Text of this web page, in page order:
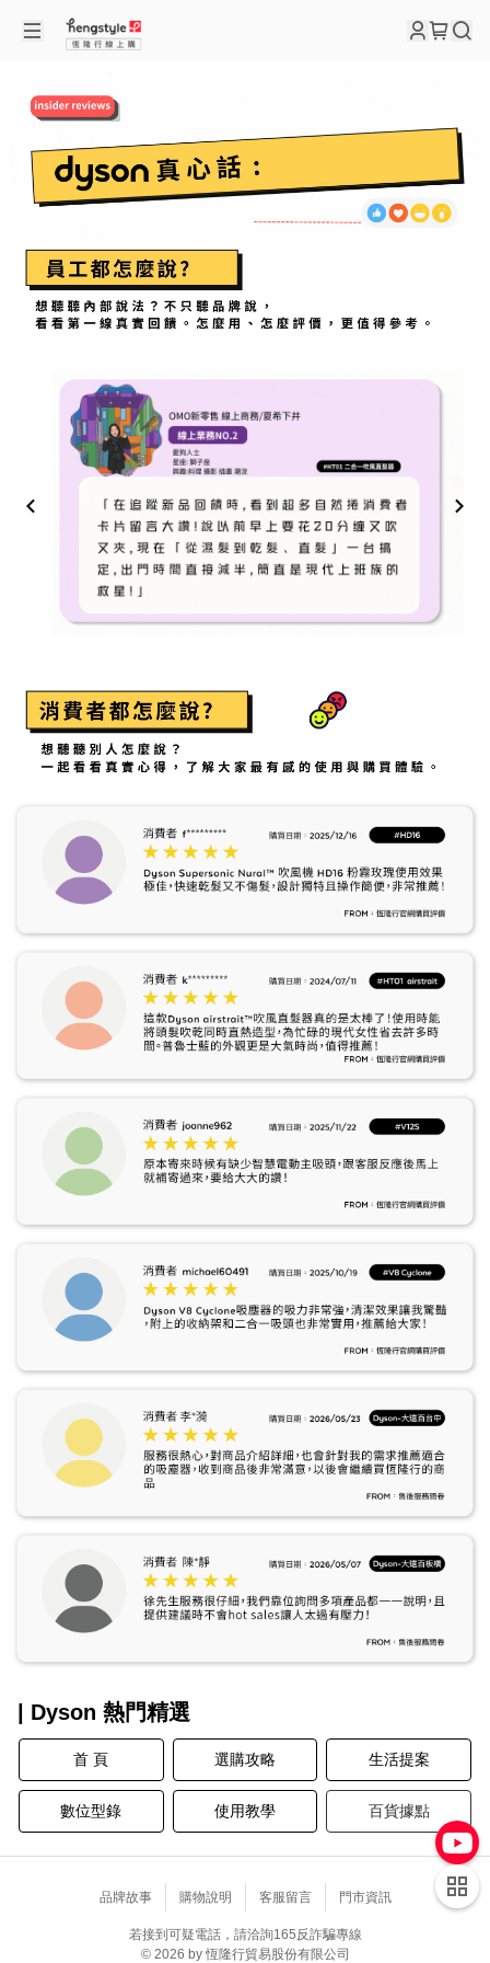
品牌故事 購物說明 客服留言 門市資訊
若接到可疑電話，請洽詢165反詐騙專線
© 2026 by 恆隆行貿易股份有限公司
| Dyson 熱門精選
首 頁 選購攻略 生活提案
數位型錄 使用教學 百貨據點